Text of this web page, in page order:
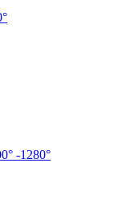
-1280°